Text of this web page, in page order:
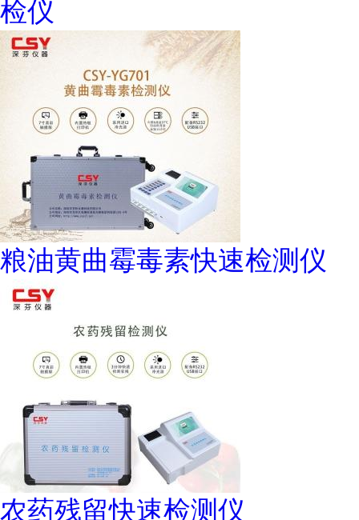
检仪
粮油黄曲霉毒素快速检测仪
农药残留快速检测仪